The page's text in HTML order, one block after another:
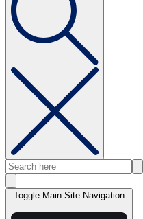
Toggle Main Site Navigation